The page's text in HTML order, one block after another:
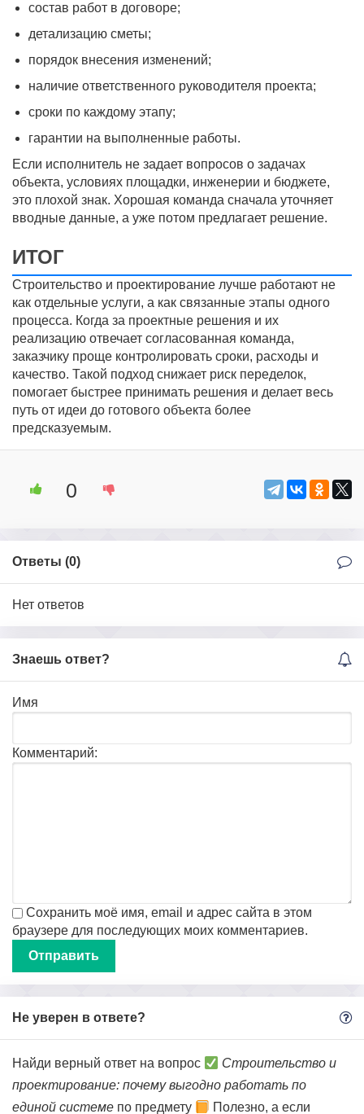
состав работ в договоре;
детализацию сметы;
порядок внесения изменений;
наличие ответственного руководителя проекта;
сроки по каждому этапу;
гарантии на выполненные работы.
Если исполнитель не задает вопросов о задачах
объекта, условиях площадки, инженерии и бюджете,
это плохой знак. Хорошая команда сначала уточняет
вводные данные, а уже потом предлагает решение.
ИТОГ
Строительство и проектирование лучше работают не
как отдельные услуги, а как связанные этапы одного
процесса. Когда за проектные решения и их
реализацию отвечает согласованная команда,
заказчику проще контролировать сроки, расходы и
качество. Такой подход снижает риск переделок,
помогает быстрее принимать решения и делает весь
путь от идеи до готового объекта более
предсказуемым.
0
Ответы (0)
Нет ответов
Знаешь ответ?
Имя
Комментарий:
Сохранить моё имя, email и адрес сайта в этом
браузере для последующих моих комментариев.
Не уверен в ответе?
Найди верный ответ на вопрос
Строительство и
проектирование: почему выгодно работать по
единой системе по предмету
Полезно, а если